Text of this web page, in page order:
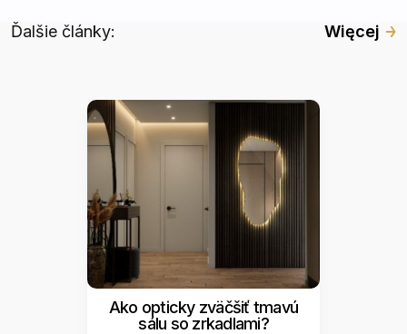
Ďalšie články: Więcej
Ako opticky zväčšiť tmavú
sálu so zrkadlami?